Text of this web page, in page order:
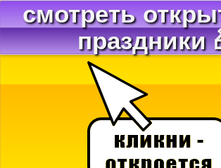
смотреть
праздники